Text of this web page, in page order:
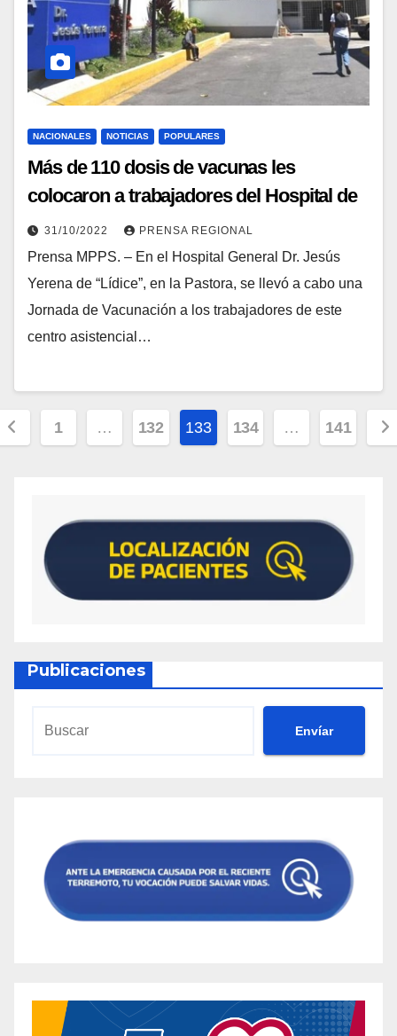
NACIONALES NOTICIAS POPULARES
Más de 110 dosis de vacunas les
colocaron a trabajadores del Hospital de
Lídice
31/10/2022 PRENSA REGIONAL
Prensa MPPS. – En el Hospital General Dr. Jesús
Yerena de “Lídice”, en la Pastora, se llevó a cabo una
Jornada de Vacunación a los trabajadores de este
centro asistencial…
1 … 132 133 134 … 141
Publicaciones
Envíar